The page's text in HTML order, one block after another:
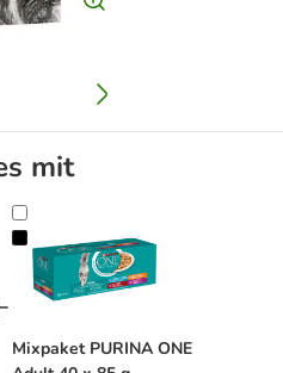
mit
Rind mit Spirulina
Mixpaket PURINA ONE Adult 40 x
Mixpaket PURINA ONE